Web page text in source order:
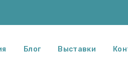
Блог Выставки